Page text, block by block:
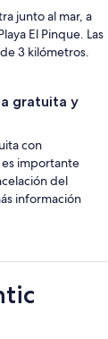
junto al mar, a
El Pinque. Las
3 kilómetros.
gratuita y
con
importante
del
información